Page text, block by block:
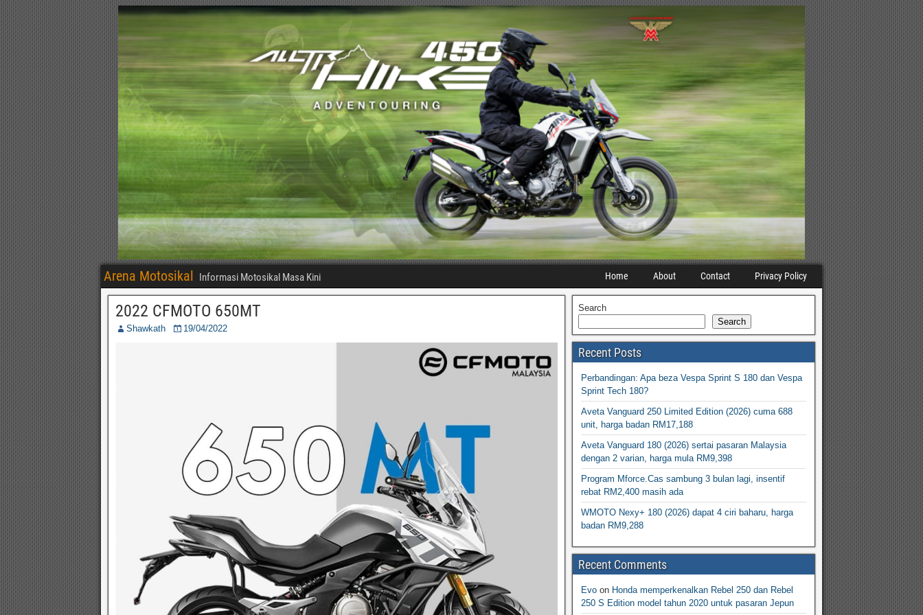
Arena Motosikal Informasi Motosikal Masa Kini Home About Contact Privacy Policy
2022 CFMOTO 650MT
Shawkath 19/04/2022
Search
Search
Recent Posts
Perbandingan: Apa beza Vespa Sprint S 180 dan Vespa
Sprint Tech 180?
Aveta Vanguard 250 Limited Edition (2026) cuma 688
unit, harga badan RM17,188
Aveta Vanguard 180 (2026) sertai pasaran Malaysia
dengan 2 varian, harga mula RM9,398
Program Mforce.Cas sambung 3 bulan lagi, insentif
rebat RM2,400 masih ada
WMOTO Nexy+ 180 (2026) dapat 4 ciri baharu, harga
badan RM9,288
Recent Comments
Evo on Honda memperkenalkan Rebel 250 dan Rebel
250 S Edition model tahun 2020 untuk pasaran Jepun